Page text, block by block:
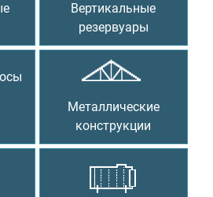
Вертикальные
резервуары
Металлические
конструкции